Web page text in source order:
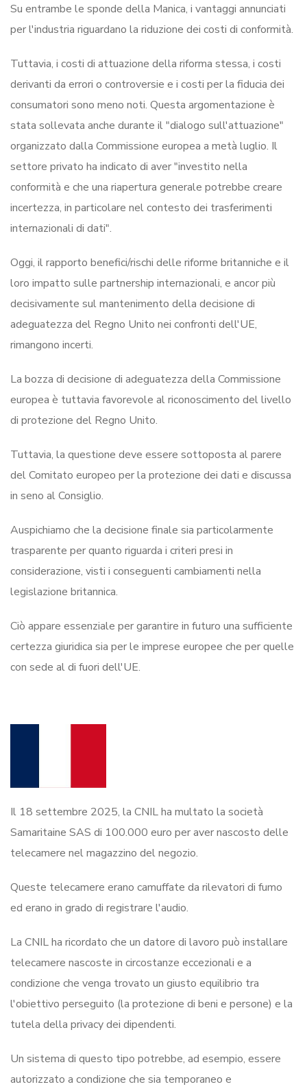
Su entrambe le sponde della Manica, i vantaggi annunciati
per l'industria riguardano la riduzione dei costi di conformità.
Tuttavia, i costi di attuazione della riforma stessa, i costi
derivanti da errori o controversie e i costi per la fiducia dei
consumatori sono meno noti. Questa argomentazione è
stata sollevata anche durante il "dialogo sull'attuazione"
organizzato dalla Commissione europea a metà luglio. Il
settore privato ha indicato di aver "investito nella
conformità e che una riapertura generale potrebbe creare
incertezza, in particolare nel contesto dei trasferimenti
internazionali di dati".
Oggi, il rapporto benefici/rischi delle riforme britanniche e il
loro impatto sulle partnership internazionali, e ancor più
decisivamente sul mantenimento della decisione di
adeguatezza del Regno Unito nei confronti dell'UE,
rimangono incerti.
La bozza di decisione di adeguatezza della Commissione
europea è tuttavia favorevole al riconoscimento del livello
di protezione del Regno Unito.
Tuttavia, la questione deve essere sottoposta al parere
del Comitato europeo per la protezione dei dati e discussa
in seno al Consiglio.
Auspichiamo che la decisione finale sia particolarmente
trasparente per quanto riguarda i criteri presi in
considerazione, visti i conseguenti cambiamenti nella
legislazione britannica.
Ciò appare essenziale per garantire in futuro una sufficiente
certezza giuridica sia per le imprese europee che per quelle
con sede al di fuori dell'UE.
Il 18 settembre 2025, la CNIL ha multato la società
Samaritaine SAS di 100.000 euro per aver nascosto delle
telecamere nel magazzino del negozio.
Queste telecamere erano camuffate da rilevatori di fumo
ed erano in grado di registrare l'audio.
La CNIL ha ricordato che un datore di lavoro può installare
telecamere nascoste in circostanze eccezionali e a
condizione che venga trovato un giusto equilibrio tra
l'obiettivo perseguito (la protezione di beni e persone) e la
tutela della privacy dei dipendenti.
Un sistema di questo tipo potrebbe, ad esempio, essere
autorizzato a condizione che sia temporaneo e